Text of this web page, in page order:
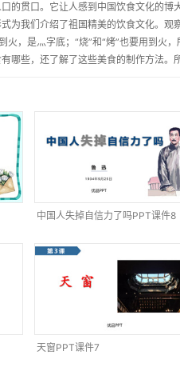
的贯口。它让人感到中国饮食文化的
为我们介绍了祖国精美的饮食文化。
火，是灬字底；“烧”和“烤”也要用到火
哪些，还了解了这些美食的制作方法。
中国人失掉自信力了吗PPT课件8
天窗PPT课件7